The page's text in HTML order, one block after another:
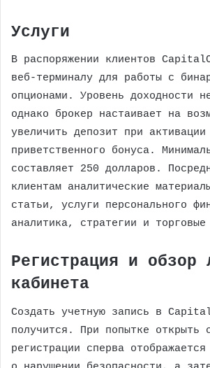
Услуги
В распоряжении клиентов
веб-терминалу для работы с
опционами. Уровень доходности
однако брокер настаивает на
увеличить депозит при активации
приветственного бонуса.
составляет 250 долларов.
клиентам аналитические
статьи, услуги персонального
аналитика, стратегии и торговые
Регистрация и обзор
кабинета
Создать учетную запись в
получится. При попытке открыть
регистрации сперва отображается